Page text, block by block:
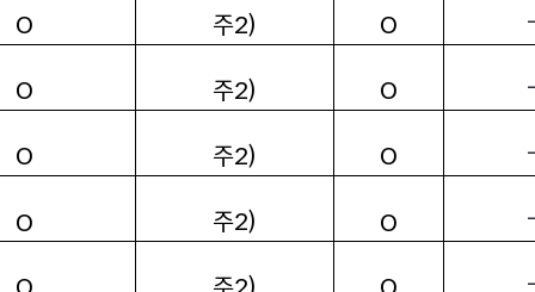
O 주2) O
O 주2) O
O 주2) O
O 주2) O